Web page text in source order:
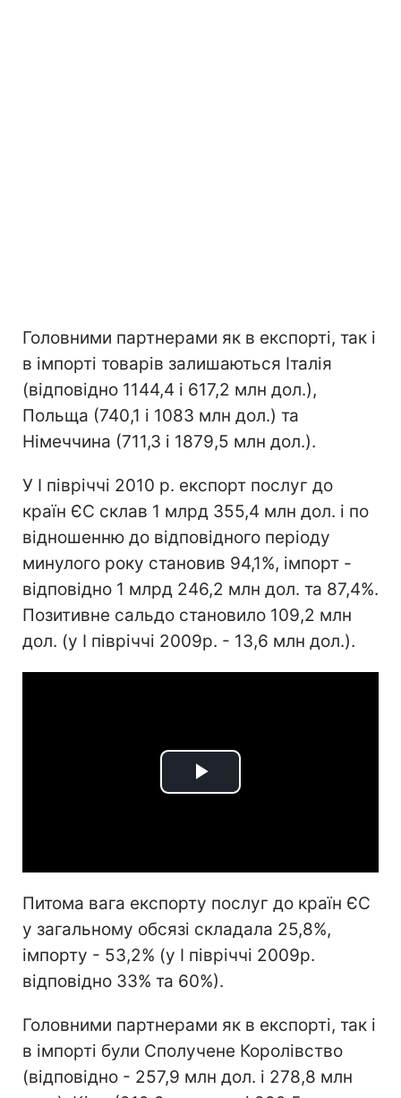
Головними партнерами як в експорті, так і
в імпорті товарів залишаються Італія
(відповідно 1144,4 і 617,2 млн дол.),
Польща (740,1 і 1083 млн дол.) та
Німеччина (711,3 і 1879,5 млн дол.).
У І півріччі 2010 р. експорт послуг до
країн ЄС склав 1 млрд 355,4 млн дол. і по
відношенню до відповідного періоду
минулого року становив 94,1%, імпорт -
відповідно 1 млрд 246,2 млн дол. та 87,4%.
Позитивне сальдо становило 109,2 млн
дол. (у І півріччі 2009р. - 13,6 млн дол.).
Play
Питома вага експорту послуг до країн ЄС
у загальному обсязі складала 25,8%,
імпорту - 53,2% (у І півріччі 2009р.
відповідно 33% та 60%).
Головними партнерами як в експорті, так і
в імпорті були Сполучене Королівство
(відповідно - 257,9 млн дол. і 278,8 млн